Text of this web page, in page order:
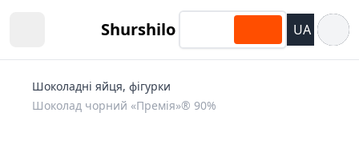
Shurshilo UA
Шоколадні яйця, фігурки
Шоколад чорний «Премія»® 90%